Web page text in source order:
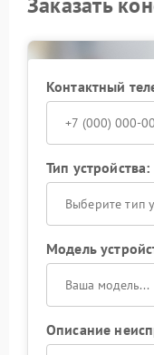
Контактный
Тип устройства:
Выберите тип
Модель
Описание